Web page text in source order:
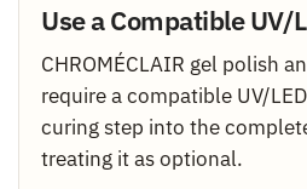
Use a Compatible UV/
CHROMÉCLAIR gel polish
require a compatible UV/
curing step into the
treating it as optional.